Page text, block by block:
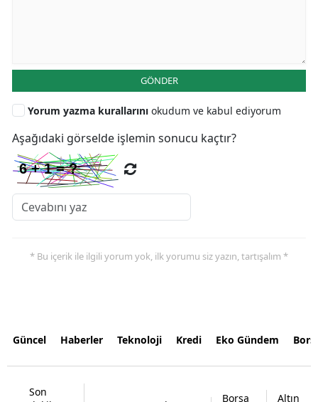
GÖNDER
Yorum yazma kurallarını okudum ve kabul ediyorum
Aşağıdaki görselde işlemin sonucu kaçtır?
* Bu içerik ile ilgili yorum yok, ilk yorumu siz yazın, tartışalım *
Güncel Haberler Teknoloji Kredi Eko Gündem
Son
Borsa Altın